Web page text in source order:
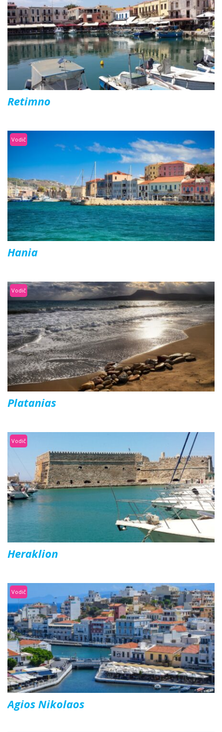
Retimno
Vodič
Hania
Vodič
Platanias
Vodič
Heraklion
Vodič
Agios Nikolaos